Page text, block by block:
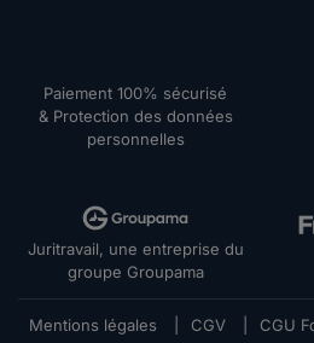
Paiement 100% sécurisé
& Protection des données
personnelles
Juritravail, une entreprise du
groupe Groupama
Mentions légales CGV CGU